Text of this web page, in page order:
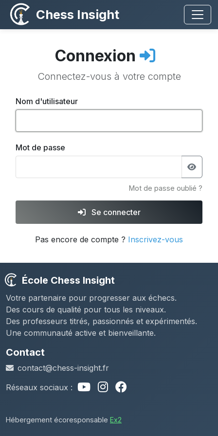
Chess Insight
Connexion
Connectez-vous à votre compte
Nom d'utilisateur
Mot de passe
Mot de passe oublié ?
Se connecter
Pas encore de compte ? Inscrivez-vous
École Chess Insight
Votre partenaire pour progresser aux échecs.
Des cours de qualité pour tous les niveaux.
Des professeurs titrés, passionnés et expérimentés.
Une communauté active et bienveillante.
Contact
contact@chess-insight.fr
Réseaux sociaux :
Hébergement écoresponsable Ex2